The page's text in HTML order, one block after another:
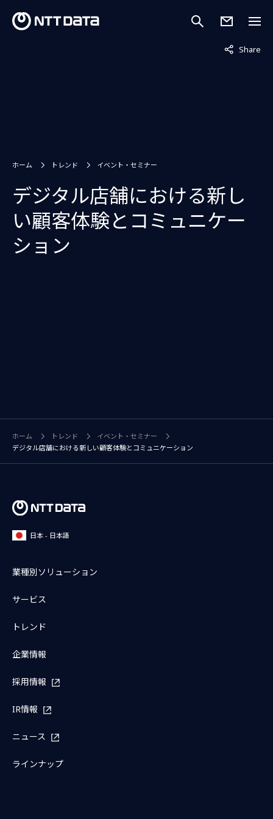
Share
非表示中
ホーム トレンド イベント・セミナー
デジタル店舗における新し
い顧客体験とコミュニケー
ション
ホーム トレンド
イベント・セミナー
デジタル店舗における新しい顧客体験とコミュニケーション
日本 - 日本語
業種別ソリューション
サービス
トレンド
企業情報
採用情報
IR情報
ニュース
ラインナップ